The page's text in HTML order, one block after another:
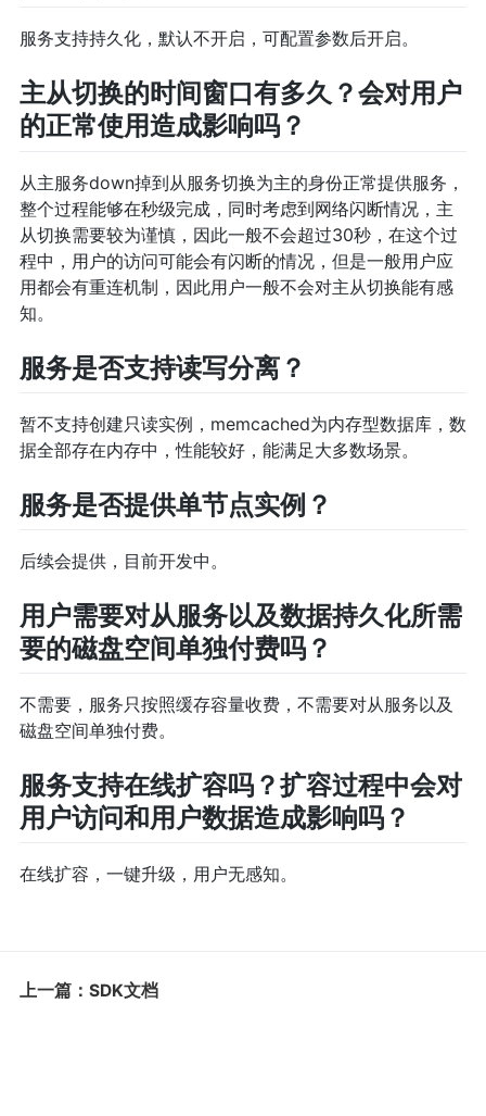
服务支持持久化，默认不开启，可配置参数后开启。
主从切换的时间窗口有多久？会对用户
的正常使用造成影响吗？
从主服务down掉到从服务切换为主的身份正常提供服务，
整个过程能够在秒级完成，同时考虑到网络闪断情况，主
从切换需要较为谨慎，因此一般不会超过30秒，在这个过
程中，用户的访问可能会有闪断的情况，但是一般用户应
用都会有重连机制，因此用户一般不会对主从切换能有感
知。
服务是否支持读写分离？
暂不支持创建只读实例，memcached为内存型数据库，数
据全部存在内存中，性能较好，能满足大多数场景。
服务是否提供单节点实例？
后续会提供，目前开发中。
用户需要对从服务以及数据持久化所需
要的磁盘空间单独付费吗？
不需要，服务只按照缓存容量收费，不需要对从服务以及
磁盘空间单独付费。
服务支持在线扩容吗？扩容过程中会对
用户访问和用户数据造成影响吗？
在线扩容，一键升级，用户无感知。
上一篇：SDK文档